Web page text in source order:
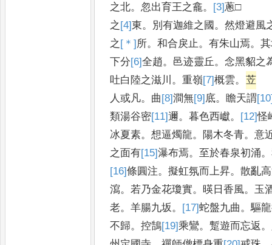
之北。 忽出育王之龕。 [3]蔥□
之[4]東。 別有迦維之國 。然燈避風
之[＊]所。和合戾止 。有朱山焉。
下分[6]全趙。 邑迹靈丘 。念黑貂之
吐白陸之滋川 。重嶺[7]概雲。 苙
人或凡。 曲[8]澗無[9]底。 瞻天謂
類湯谷密[11]邇。暮色西巘。 [12]怪
冰夏素。想逼燭龍。 陽木冬青。意
之面有[15]瀑布焉。至於春泉初涌。
[16]條圓注。擬虹氛而上昇。散亂
瀉。 若乃金花瓊實。 暎日香風。 玉
老。羊腸九坂 。 [17]蛇盤九曲 。驅
不歸。控鵠[19]乘鸞。蹔遊而忘返 。